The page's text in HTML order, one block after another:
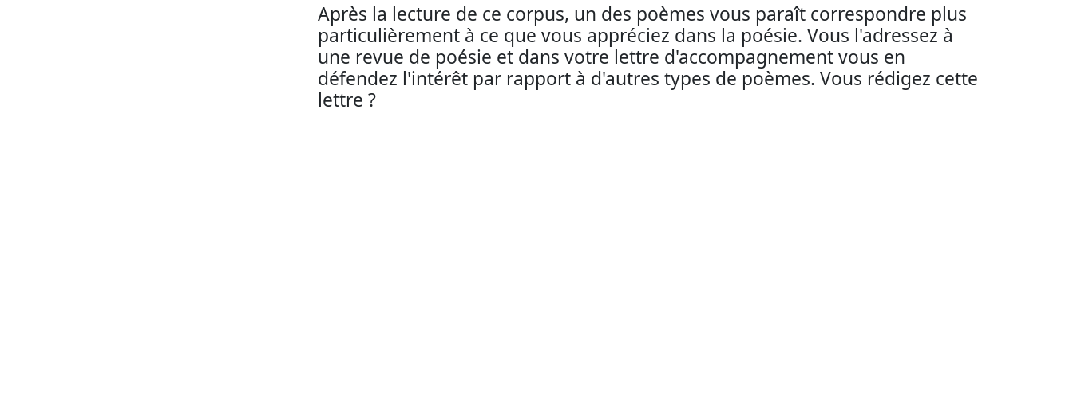
Après la lecture de ce corpus, un des poèmes vous paraît correspondre plus
particulièrement à ce que vous appréciez dans la poésie. Vous l'adressez à
une revue de poésie et dans votre lettre d'accompagnement vous en
défendez l'intérêt par rapport à d'autres types de poèmes. Vous rédigez cette
lettre ?